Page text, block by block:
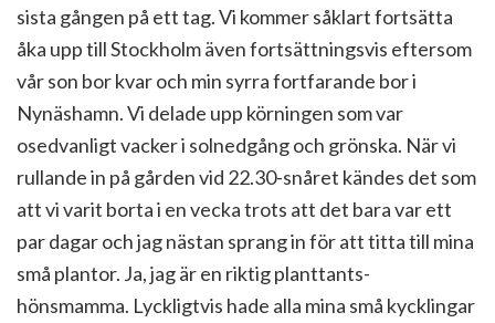
sista gången på ett tag. Vi kommer såklart fortsätta
åka upp till Stockholm även fortsättningsvis eftersom
vår son bor kvar och min syrra fortfarande bor i
Nynäshamn. Vi delade upp körningen som var
osedvanligt vacker i solnedgång och grönska. När vi
rullande in på gården vid 22.30-snåret kändes det som
att vi varit borta i en vecka trots att det bara var ett
par dagar och jag nästan sprang in för att titta till mina
små plantor. Ja, jag är en riktig planttants-
hönsmamma. Lyckligtvis hade alla mina små kycklingar